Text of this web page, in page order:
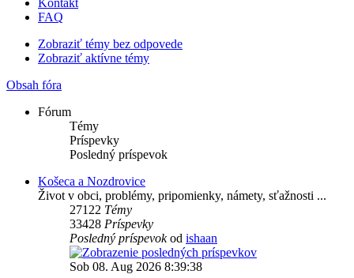
Kontakt
FAQ
Zobraziť témy bez odpovede
Zobraziť aktívne témy
Obsah fóra
Fórum
Témy
Príspevky
Posledný príspevok
Košeca a Nozdrovice
Život v obci, problémy, pripomienky, námety, sťažnosti ...
27122 Témy
33428 Príspevky
Posledný príspevokod ishaan
Sob 08. Aug 2026 8:39:38